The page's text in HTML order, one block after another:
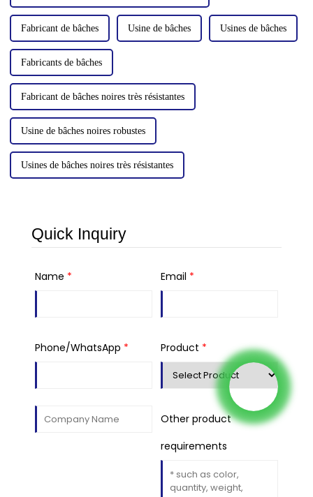
Fabricant de bâches Usine de bâches Usines de bâches
Fabricants de bâches
Fabricant de bâches noires très résistantes
Usine de bâches noires robustes
Usines de bâches noires très résistantes
Quick Inquiry
Name * Email *
Phone/WhatsApp * Product *
Other product
requirements